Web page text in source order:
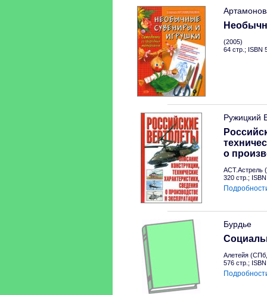
(2005)
64 стр.; ISBN
Ружицкий
о
АСТ.Астрель
320 стр.;
Бурдье
Алетейя
576 стр.;